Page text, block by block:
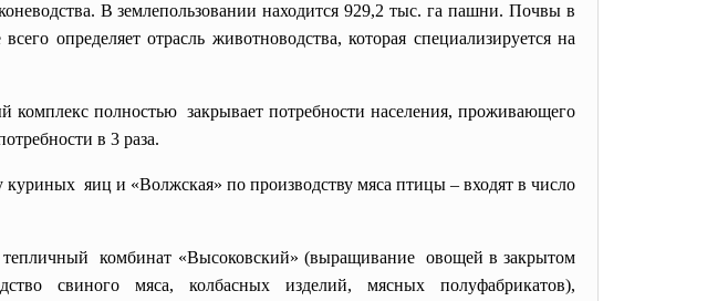
В землепользовании находится 929,2 тыс. га пашни. Почвы в
определяет отрасль животноводства, которая специализируется на
комплекс полностью закрывает потребностинаселения, проживающего
в 3 раза.
яиц и «Волжская» по производству мяса птицы – входят в число
комбинат «Высоковский» (выращивание овощей в закрытом
свиного мяса, колбасных изделий, мясных полуфабрикатов),